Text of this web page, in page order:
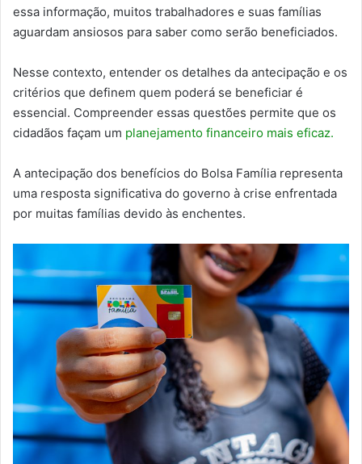
essa informação, muitos trabalhadores e suas famílias
aguardam ansiosos para saber como serão beneficiados.
Nesse contexto, entender os detalhes da antecipação e os
critérios que definem quem poderá se beneficiar é
essencial. Compreender essas questões permite que os
cidadãos façam um planejamento financeiro mais eficaz.
A antecipação dos benefícios do Bolsa Família representa
uma resposta significativa do governo à crise enfrentada
por muitas famílias devido às enchentes.